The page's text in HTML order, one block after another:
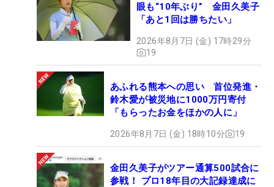
眼も“10年ぶり” 金田久美子
「あと1回は勝ちたい」
2026年8月7日 (金) 17時29分
19
あふれる熊本への思い 首位発進・
鈴木愛が被災地に1000万円寄付
「もらったお金をほかの人に」
2026年8月7日 (金) 18時10分 19
金田久美子がツアー通算500試合に
参戦！ プロ18年目の大記録達成に